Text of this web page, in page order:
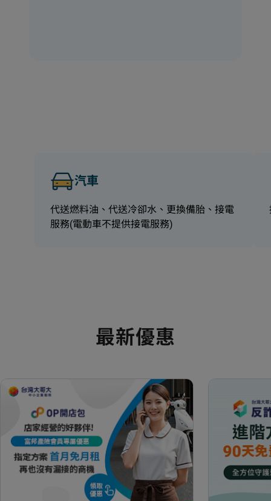
汽車
代送燃料油、代送冷卻水、更換備胎、接電
服務(電動車不提供接電服務)
最新優惠